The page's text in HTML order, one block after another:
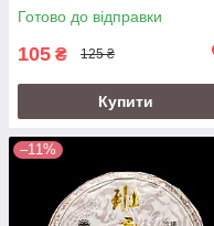
Готово до відправки
105 ₴ 125 ₴
Купити
–11%